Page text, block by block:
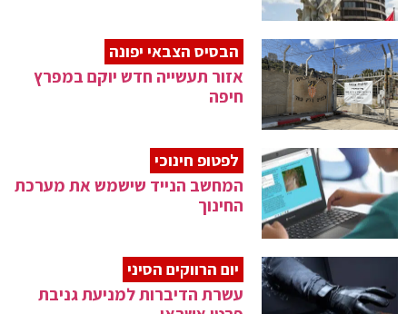
הבסיס הצבאי יפונה
אזור תעשייה חדש יוקם במפרץ
חיפה
לפטופ חינוכי
המחשב הנייד שישמש את מערכת
החינוך
יום הרווקים הסיני
עשרת הדיברות למניעת גניבת